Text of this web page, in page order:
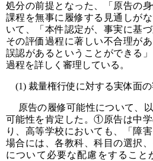
処分の前提となった、「原告の
課程を無事に履修する見通しが
いて、「本件認定が、事実に基
その評価過程に著しい不合理が
誤認があるということができる
過程を詳しく審理している。
(1) 裁量権行使に対する実体面の
原告の履修可能性について、
可能性を肯定した。①原告は中
り、高等学校においても、「障
場合には、各教科、科目の選択
について必要な配慮をすること